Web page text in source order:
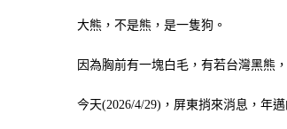
大熊，不是熊，是一隻狗。
因為胸前有一塊白毛，有若台灣黑熊
今天(2026/4/29)，屏東捎來消息，年